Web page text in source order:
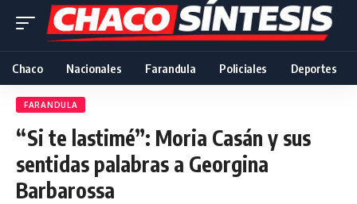
Chaco Nacionales Farandula Policiales Deportes
FARANDULA
“Si te lastimé”: Moria Casán y sus
sentidas palabras a Georgina
Barbarossa